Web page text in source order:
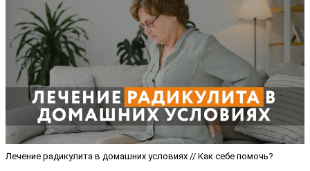
Лечение радикулита в домашних условиях // Как себе помочь?